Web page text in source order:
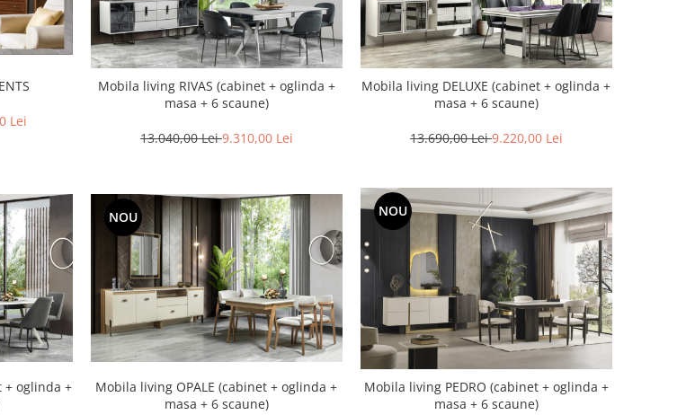
Lei
Mobila living RIVAS (cabinet + oglinda +
masa + 6 scaune)
13.040,00 Lei9.310,00 Lei
Mobila living DELUXE (cabinet + oglinda +
masa + 6 scaune)
13.690,00 Lei9.220,00 Lei
+ oglinda +
NOU
Mobila living OPALE (cabinet + oglinda +
masa + 6 scaune)
NOU
Mobila living PEDRO (cabinet + oglinda +
masa + 6 scaune)